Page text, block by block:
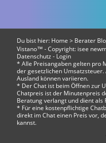
Du bist hier: Home > Berater
Vistano™ - Copyright: isee
Datenschutz - Login
* Alle Preisangaben gelten pro
der gesetzlichen
Ausland können variieren.
* Der Chat ist beim Öffnen zur
Chatpreis ist der Minutenpreis
Beratung verlangt und dient als
* Für eine kostenpflichtige
direkt im Chat einen Preis vor,
kannst.